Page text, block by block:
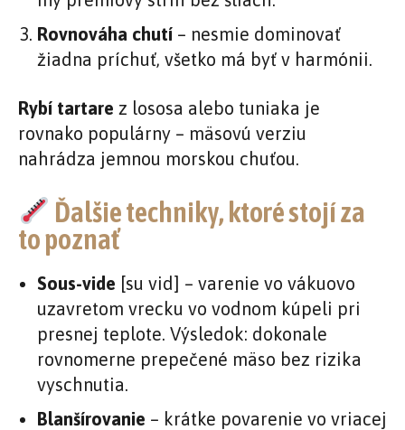
Rovnováha chutí – nesmie dominovať
žiadna príchuť, všetko má byť v harmónii.
Rybí tartare z lososa alebo tuniaka je
rovnako populárny – mäsovú verziu
nahrádza jemnou morskou chuťou.
Ďalšie techniky, ktoré stojí za
to poznať
Sous-vide [su vid] – varenie vo vákuovo
uzavretom vrecku vo vodnom kúpeli pri
presnej teplote. Výsledok: dokonale
rovnomerne prepečené mäso bez rizika
vyschnutia.
Blanšírovanie – krátke povarenie vo vriacej